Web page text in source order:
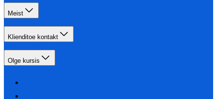
Meist
Klienditoe kontakt
Olge kursis